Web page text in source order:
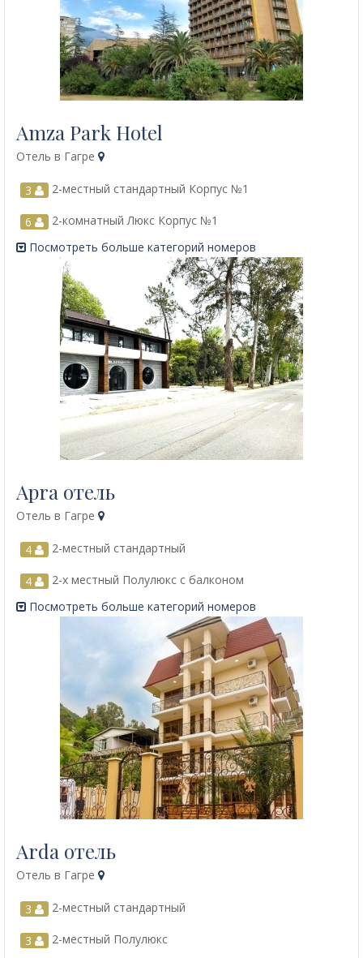
Amza Park Hotel
Отель в Гагре
3 2-местный стандартный Корпус №1
6
2-комнатный Люкс Корпус №1
Посмотреть больше категорий номеров
Apra отель
Отель в Гагре
4 2-местный стандартный
4
2-х местный Полулюкс с балконом
Посмотреть больше категорий номеров
Arda отель
Отель в Гагре
3 2-местный стандартный
3 2-местный Полулюкс